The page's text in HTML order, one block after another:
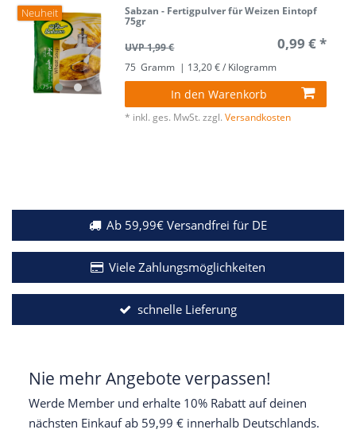
Neuheit Sabzan - Fertigpulver für Weizen Eintopf
75gr
UVP 1,99 €
0,99 € *
75 Gramm | 13,20 € / Kilogramm
In den Warenkorb
* inkl. ges. MwSt. zzgl.Versandkosten
Ab 59,99€ Versandfrei für DE
Viele Zahlungsmöglichkeiten
schnelle Lieferung
Nie mehr Angebote verpassen!
Werde Member und erhalte 10% Rabatt auf deinen
nächsten Einkauf ab 59,99 € innerhalb Deutschlands.